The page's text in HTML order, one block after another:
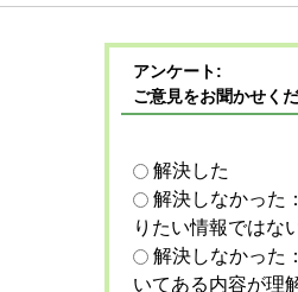
アンケート:
ご意見をお聞かせく
解決した
解決しなかった
りたい情報ではな
解決しなかった
いてある内容が理